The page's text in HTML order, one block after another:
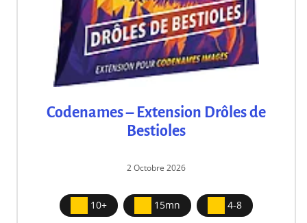
Codenames – Extension Drôles de
Bestioles
2 Octobre 2026
10+ 15mn 4-8